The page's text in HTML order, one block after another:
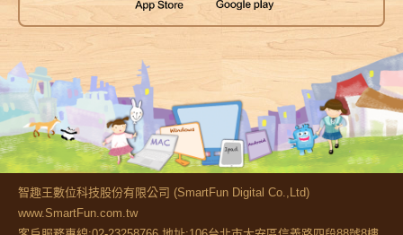
智趣王數位科技股份有限公司 (SmartFun Digital Co.,Ltd)
www.SmartFun.com.tw